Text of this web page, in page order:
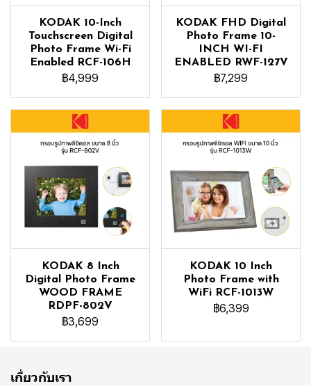
KODAK 10-Inch
Touchscreen Digital
Photo Frame Wi-Fi
Enabled RCF-106H
฿4,999
KODAK FHD Digital
Photo Frame 10-
INCH WI-FI
ENABLED RWF-127V
฿7,299
KODAK 8 Inch
Digital Photo Frame
WOOD FRAME
RDPF-802V
฿3,699
KODAK 10 Inch
Photo Frame with
WiFi RCF-1013W
฿6,399
เกี่ยวกับเรา